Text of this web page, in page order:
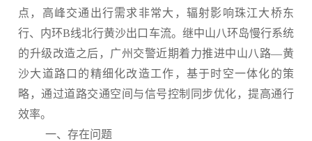
点，高峰交通出行需求非常大，辐射影响珠江大桥东
行、内环B线北行黄沙出口车流。继中山八环岛慢行系统
的升级改造之后，广州交警近期着力推进中山八路—黄
沙大道路口的精细化改造工作，基于时空一体化的策
略，通过道路交通空间与信号控制同步优化，提高通行
效率。
一、存在问题